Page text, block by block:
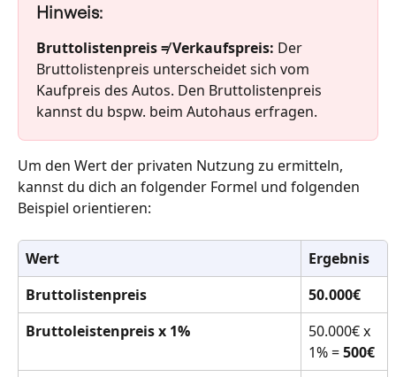
Hinweis:
Bruttolistenpreis ≠ Verkaufspreis: Der
Bruttolistenpreis unterscheidet sich vom
Kaufpreis des Autos. Den Bruttolistenpreis
kannst du bspw. beim Autohaus erfragen.
Um den Wert der privaten Nutzung zu ermitteln,
kannst du dich an folgender Formel und folgenden
Beispiel orientieren:
Wert
Ergebnis
Bruttolistenpreis
50.000€
Bruttoleistenpreis x 1%
50.000€ x
1% = 500€